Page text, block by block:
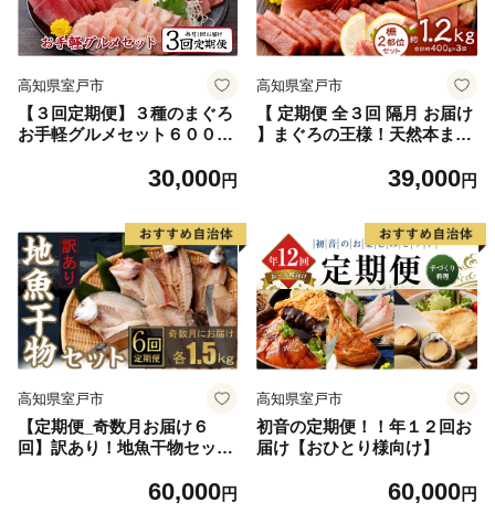
高知県室戸市
【３回定期便】３種のまぐろ
お手軽グルメセット６００ｇ
ョウマグロ メバチマグロ ス
魚 さかな 高知 室戸 冷凍 小
分け 便利 )
30,000円
高知県室戸市
【 定期便 全３回 隔月 お届け
】まぐろの王様！天然本まぐ
中トロ 赤身 鮪 刺身 お刺身
利 )
39,000円
高知県室戸市
【定期便_奇数月お届け６
回】訳あり！地魚干物セット
60,000円
高知県室戸市
初音の定期便！！年１２回お
届け【おひとり様向け】
60,000円